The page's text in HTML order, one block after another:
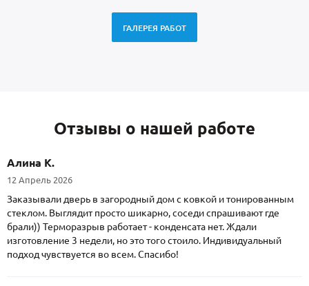
ГАЛЕРЕЯ РАБОТ
Отзывы о нашей работе
Алина К.
12 Апрель 2026
Заказывали дверь в загородный дом с ковкой и тонированным
стеклом. Выглядит просто шикарно, соседи спрашивают где
брали)) Терморазрыв работает - конденсата нет. Ждали
изготовление 3 недели, но это того стоило. Индивидуальный
подход чувствуется во всем. Спасибо!